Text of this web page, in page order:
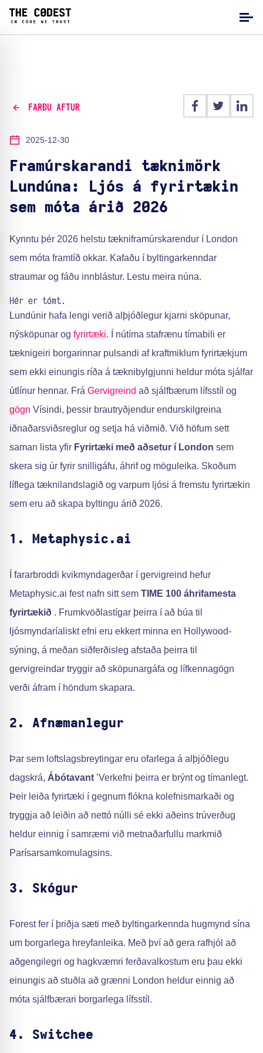
FARÐU AFTUR
2025-12-30
Framúrskarandi tæknimörk
Lundúna: Ljós á fyrirtækin
sem móta árið 2026
Kynntu þér 2026 helstu tækniframúrskarendur í London
sem móta framtíð okkar. Kafaðu í byltingarkenndar
straumar og fáðu innblástur. Lestu meira núna.
Hér er tómt.
Lundúnir hafa lengi verið alþjóðlegur kjarni sköpunar,
nýsköpunar og fyrirtæki. Í nútíma stafrænu tímabili er
tæknigeiri borgarinnar pulsandi af kraftmiklum fyrirtækjum
sem ekki einungis ríða á tæknibylgjunni heldur móta sjálfar
útlínur hennar. Frá Gervigreind að sjálfbærum lífsstíl og
gögn Vísindi, þessir brautryðjendur endurskilgreina
iðnaðarsviðsreglur og setja há viðmið. Við höfum sett
saman lista yfir Fyrirtæki með aðsetur í London sem
skera sig úr fyrir snilligáfu, áhrif og möguleika. Skoðum
líflega tæknilandslagið og varpum ljósi á fremstu fyrirtækin
sem eru að skapa byltingu árið 2026.
1. Metaphysic.ai
Í fararbroddi kvikmyndagerðar í gervigreind hefur
Metaphysic.ai fest nafn sitt sem TIME 100 áhrifamesta
fyrirtækið . Frumkvöðlastígar þeirra í að búa til
ljósmyndaríaliskt efni eru ekkert minna en Hollywood-
sýning, á meðan siðferðisleg afstaða þeirra til
gervigreindar tryggir að sköpunargáfa og lífkennagögn
verði áfram í höndum skapara.
2. Afnæmanlegur
Þar sem loftslagsbreytingar eru ofarlega á alþjóðlegu
dagskrá, Ábótavant ’Verkefni þeirra er brýnt og tímanlegt.
Þeir leiða fyrirtæki í gegnum flókna kolefnismarkaði og
tryggja að leiðin að nettó núlli sé ekki aðeins trúverðug
heldur einnig í samræmi við metnaðarfullu markmið
Parísarsamkomulagsins.
3. Skógur
Forest fer í þriðja sæti með byltingarkennda hugmynd sína
um borgarlega hreyfanleika. Með því að gera rafhjól að
aðgengilegri og hagkvæmri ferðavalkostum eru þau ekki
einungis að stuðla að grænni London heldur einnig að
móta sjálfbærari borgarlega lífsstíl.
4. Switchee